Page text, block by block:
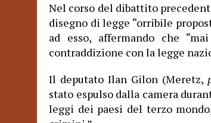
Nel corso del dibattito
disegno di legge “orribile
ad esso, affermando che
contraddizione con la legge
Il deputato Ilan Gilon (Meretz,
stato espulso dalla camera
leggi dei paesi del terzo